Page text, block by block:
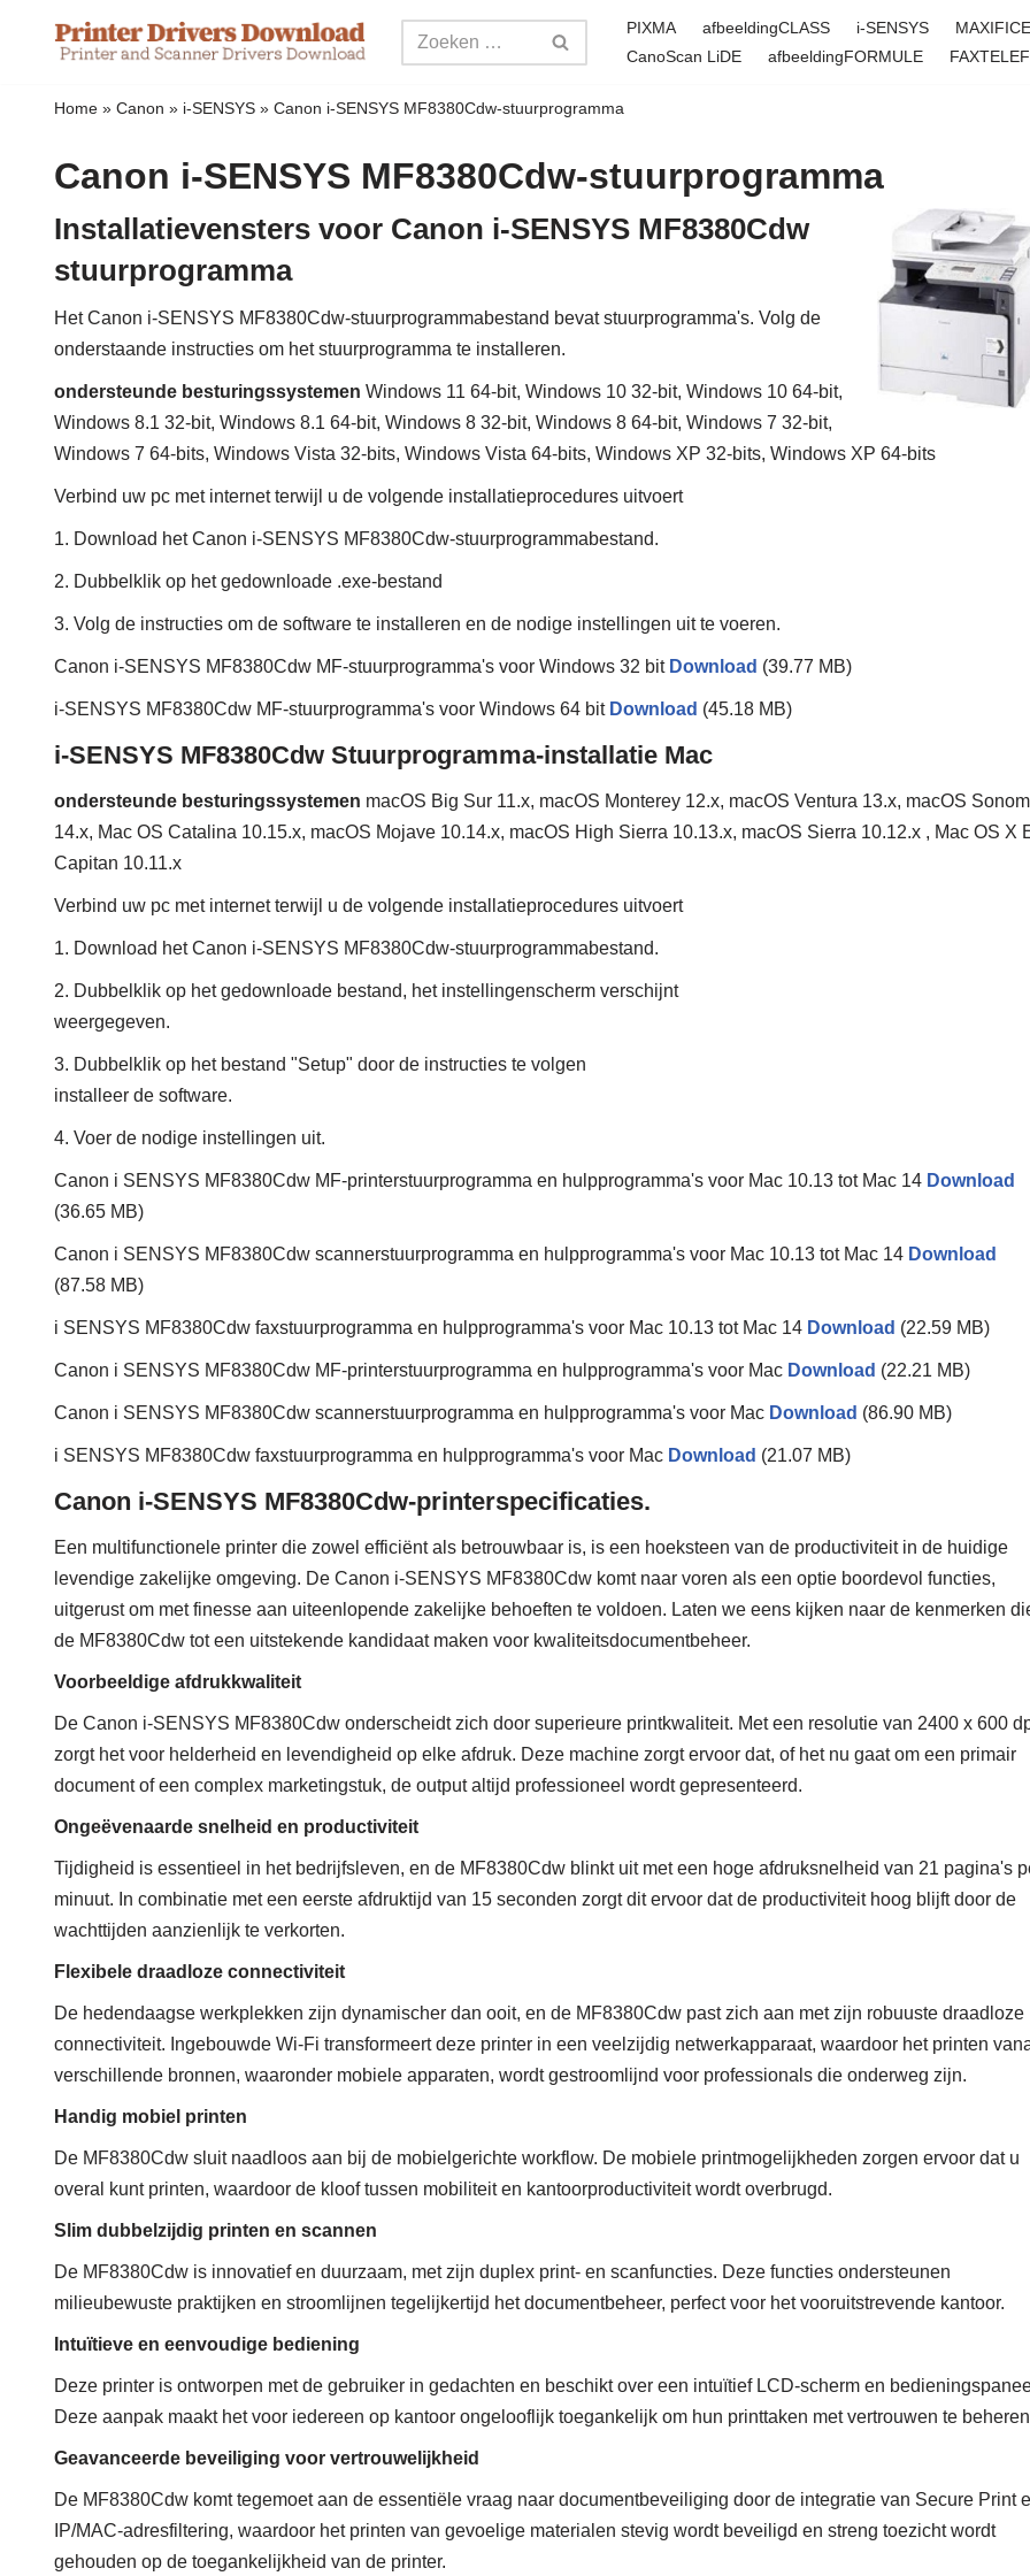
Meteen
PIXMA afbeeldingCLASS i-SENSYS
CanoScan LiDE
afbeeldingFORMULE
Home » Canon » i-SENSYS » Canon i-SENSYS MF8380Cdw-stuurprogramma
Canon i-SENSYS MF8380Cdw-stuurprogramma
Installatievensters voor Canon i-SENSYS MF8380Cdw
stuurprogramma
Het Canon i-SENSYS MF8380Cdw-stuurprogrammabestand bevat stuurprogramma's. Volg de
onderstaande instructies om het stuurprogramma te installeren.
ondersteunde besturingssystemen Windows 11 64-bit, Windows 10 32-bit, Windows 10 64-bit,
Windows 8.1 32-bit, Windows 8.1 64-bit, Windows 8 32-bit, Windows 8 64-bit, Windows 7 32-bit,
Windows 7 64-bits, Windows Vista 32-bits, Windows Vista 64-bits, Windows XP 32-bits, Windows XP 64-bits
Verbind uw pc met internet terwijl u de volgende installatieprocedures uitvoert
1. Download het Canon i-SENSYS MF8380Cdw-stuurprogrammabestand.
2. Dubbelklik op het gedownloade .exe-bestand
3. Volg de instructies om de software te installeren en de nodige instellingen uit te voeren.
Canon i-SENSYS MF8380Cdw MF-stuurprogramma's voor Windows 32 bit Download (39.77 MB)
i-SENSYS MF8380Cdw MF-stuurprogramma's voor Windows 64 bit Download (45.18 MB)
i-SENSYS MF8380Cdw Stuurprogramma-installatie Mac
ondersteunde besturingssystemen macOS Big Sur 11.x, macOS Monterey 12.x, macOS Ventura 13.x, macOS
14.x, Mac OS Catalina 10.15.x, macOS Mojave 10.14.x, macOS High Sierra 10.13.x, macOS Sierra 10.12.x , Mac OS X
Capitan 10.11.x
Verbind uw pc met internet terwijl u de volgende installatieprocedures uitvoert
1. Download het Canon i-SENSYS MF8380Cdw-stuurprogrammabestand.
2. Dubbelklik op het gedownloade bestand, het instellingenscherm verschijnt
weergegeven.
3. Dubbelklik op het bestand "Setup" door de instructies te volgen
installeer de software.
4. Voer de nodige instellingen uit.
Canon i SENSYS MF8380Cdw MF-printerstuurprogramma en hulpprogramma's voor Mac 10.13 tot Mac 14 Download
(36.65 MB)
Canon i SENSYS MF8380Cdw scannerstuurprogramma en hulpprogramma's voor Mac 10.13 tot Mac 14 Download
(87.58 MB)
i SENSYS MF8380Cdw faxstuurprogramma en hulpprogramma's voor Mac 10.13 tot Mac 14 Download (22.59 MB)
Canon i SENSYS MF8380Cdw MF-printerstuurprogramma en hulpprogramma's voor Mac Download (22.21 MB)
Canon i SENSYS MF8380Cdw scannerstuurprogramma en hulpprogramma's voor Mac Download (86.90 MB)
i SENSYS MF8380Cdw faxstuurprogramma en hulpprogramma's voor Mac Download (21.07 MB)
Canon i-SENSYS MF8380Cdw-printerspecificaties.
Een multifunctionele printer die zowel efficiënt als betrouwbaar is, is een hoeksteen van de productiviteit in de huidige
levendige zakelijke omgeving. De Canon i-SENSYS MF8380Cdw komt naar voren als een optie boordevol functies,
uitgerust om met finesse aan uiteenlopende zakelijke behoeften te voldoen. Laten we eens kijken naar de kenmerken
de MF8380Cdw tot een uitstekende kandidaat maken voor kwaliteitsdocumentbeheer.
Voorbeeldige afdrukkwaliteit
De Canon i-SENSYS MF8380Cdw onderscheidt zich door superieure printkwaliteit. Met een resolutie van 2400 x 600
zorgt het voor helderheid en levendigheid op elke afdruk. Deze machine zorgt ervoor dat, of het nu gaat om een ​​primair
document of een complex marketingstuk, de output altijd professioneel wordt gepresenteerd.
Ongeëvenaarde snelheid en productiviteit
Tijdigheid is essentieel in het bedrijfsleven, en de MF8380Cdw blinkt uit met een hoge afdruksnelheid van 21 pagina's
minuut. In combinatie met een eerste afdruktijd van 15 seconden zorgt dit ervoor dat de productiviteit hoog blijft door de
wachttijden aanzienlijk te verkorten.
Flexibele draadloze connectiviteit
De hedendaagse werkplekken zijn dynamischer dan ooit, en de MF8380Cdw past zich aan met zijn robuuste draadloze
connectiviteit. Ingebouwde Wi-Fi transformeert deze printer in een veelzijdig netwerkapparaat, waardoor het printen
verschillende bronnen, waaronder mobiele apparaten, wordt gestroomlijnd voor professionals die onderweg zijn.
Handig mobiel printen
De MF8380Cdw sluit naadloos aan bij de mobielgerichte workflow. De mobiele printmogelijkheden zorgen ervoor dat u
overal kunt printen, waardoor de kloof tussen mobiliteit en kantoorproductiviteit wordt overbrugd.
Slim dubbelzijdig printen en scannen
De MF8380Cdw is innovatief en duurzaam, met zijn duplex print- en scanfuncties. Deze functies ondersteunen
milieubewuste praktijken en stroomlijnen tegelijkertijd het documentbeheer, perfect voor het vooruitstrevende kantoor.
Intuïtieve en eenvoudige bediening
Deze printer is ontworpen met de gebruiker in gedachten en beschikt over een intuïtief LCD-scherm en
Deze aanpak maakt het voor iedereen op kantoor ongelooflijk toegankelijk om hun printtaken met vertrouwen te
Geavanceerde beveiliging voor vertrouwelijkheid
De MF8380Cdw komt tegemoet aan de essentiële vraag naar documentbeveiliging door de integratie van Secure Print
IP/MAC-adresfiltering, waardoor het printen van gevoelige materialen stevig wordt beveiligd en streng toezicht wordt
gehouden op de toegankelijkheid van de printer.